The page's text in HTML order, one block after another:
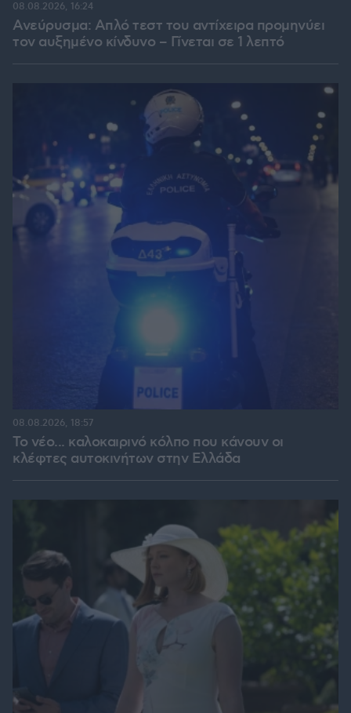
Ανεύρυσμα: Απλό τεστ του αντίχειρα προμηνύει
τον αυξημένο κίνδυνο – Γίνεται σε 1 λεπτό
08.08.2026, 16:24
Το νέο... καλοκαιρινό κόλπο που κάνουν οι
κλέφτες αυτοκινήτων στην Ελλάδα
08.08.2026, 18:57